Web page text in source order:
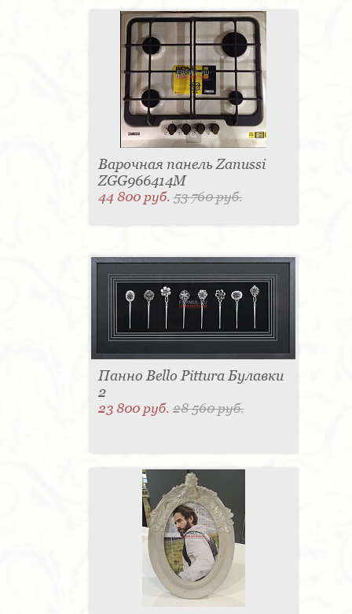
Варочная панель Zanussi
ZGG966414M
44 800 руб.53 760 руб.
Панно Bello Pittura Булавки
2
23 800 руб.28 560 руб.